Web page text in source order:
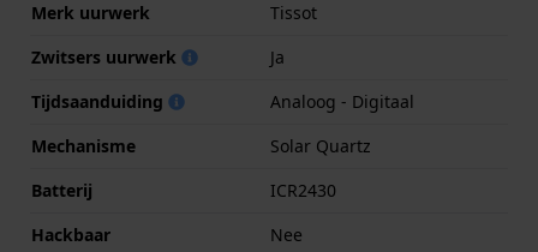
Merk uurwerk
Tissot
Zwitsers uurwerk
Ja
Tijdsaanduiding
Analoog - Digitaal
Mechanisme
Solar Quartz
Batterij
ICR2430
Hackbaar
Nee